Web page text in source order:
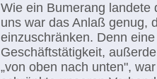
Wie ein Bumerang landete
uns war das Anlaß genug,
einzuschränken. Denn
Geschäftstätigkeit,
„von oben nach unten",